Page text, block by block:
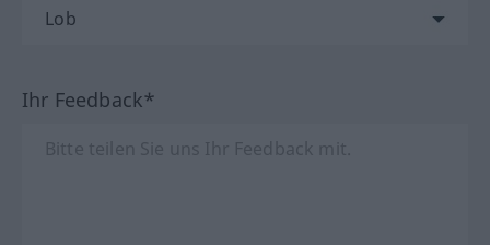
Ihr Feedback*